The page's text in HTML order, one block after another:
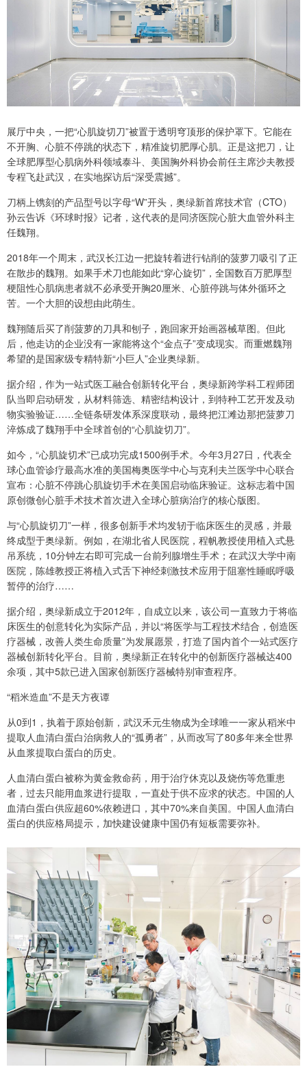
展厅中央，一把“心肌旋切刀”被置于透明穹顶形的保护罩下。它能在
不开胸、心脏不停跳的状态下，精准旋切肥厚心肌。正是这把刀，让
全球肥厚型心肌病外科领域泰斗、美国胸外科协会前任主席沙夫教授
专程飞赴武汉，在实地探访后“深受震撼”。
刀柄上镌刻的产品型号以字母“W”开头，奥绿新首席技术官（CTO）
孙云告诉《环球时报》记者，这代表的是同济医院心脏大血管外科主
任魏翔。
2018年一个周末，武汉长江边一把旋转着进行钻削的菠萝刀吸引了正
在散步的魏翔。如果手术刀也能如此“穿心旋切”，全国数百万肥厚型
梗阻性心肌病患者就不必承受开胸20厘米、心脏停跳与体外循环之
苦。一个大胆的设想由此萌生。
魏翔随后买了削菠萝的刀具和刨子，跑回家开始画器械草图。但此
后，他走访的企业没有一家能将这个“金点子”变成现实。而重燃魏翔
希望的是国家级专精特新“小巨人”企业奥绿新。
据介绍，作为一站式医工融合创新转化平台，奥绿新跨学科工程师团
队当即启动研发，从材料筛选、精密结构设计，到特种工艺开发及动
物实验验证……全链条研发体系深度联动，最终把江滩边那把菠萝刀
淬炼成了魏翔手中全球首创的“心肌旋切刀”。
如今，“心肌旋切术”已成功完成1500例手术。今年3月27日，代表全
球心血管诊疗最高水准的美国梅奥医学中心与克利夫兰医学中心联合
宣布：心脏不停跳心肌旋切手术在美国启动临床验证。这标志着中国
原创微创心脏手术技术首次进入全球心脏病治疗的核心版图。
与“心肌旋切刀”一样，很多创新手术均发轫于临床医生的灵感，并最
终成型于奥绿新。例如，在湖北省人民医院，程帆教授使用植入式悬
吊系统，10分钟左右即可完成一台前列腺增生手术；在武汉大学中南
医院，陈雄教授正将植入式舌下神经刺激技术应用于阻塞性睡眠呼吸
暂停的治疗……
据介绍，奥绿新成立于2012年，自成立以来，该公司一直致力于将临
床医生的创意转化为实际产品，并以“将医学与工程技术结合，创造医
疗器械，改善人类生命质量”为发展愿景，打造了国内首个一站式医疗
器械创新转化平台。目前，奥绿新正在转化中的创新医疗器械达400
余项，其中5款已进入国家创新医疗器械特别审查程序。
“稻米造血”不是天方夜谭
从0到1，执着于原始创新，武汉禾元生物成为全球唯一一家从稻米中
提取人血清白蛋白治病救人的“孤勇者”，从而改写了80多年来全世界
从血浆提取白蛋白的历史。
人血清白蛋白被称为黄金救命药，用于治疗休克以及烧伤等危重患
者，过去只能用血浆进行提取，一直处于供不应求的状态。中国的人
血清白蛋白供应超60%依赖进口，其中70%来自美国。中国人血清白
蛋白的供应格局提示，加快建设健康中国仍有短板需要弥补。